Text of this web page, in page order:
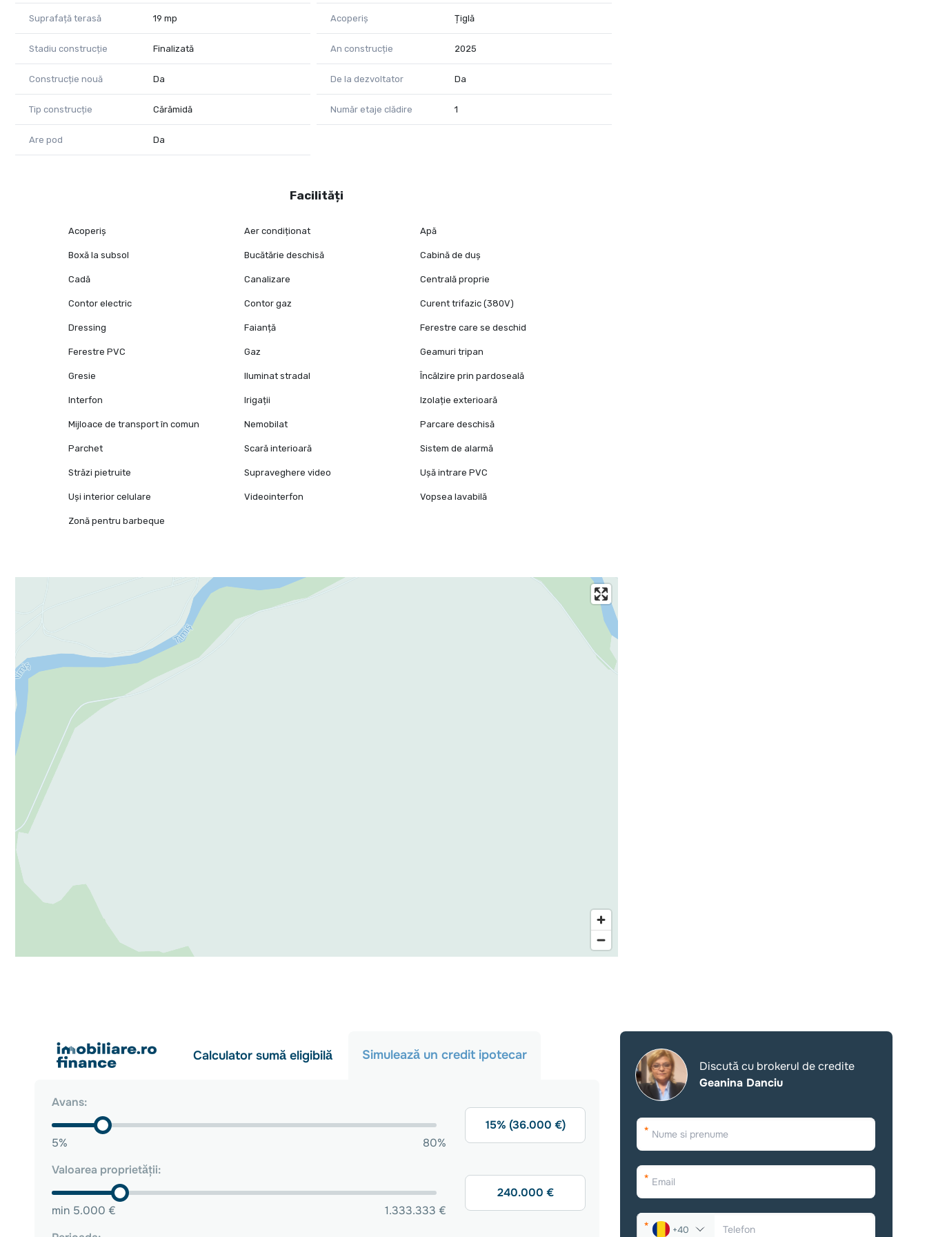
Pentru mai multe detalii sau programarea unei vizionări, nu ezitați să mă contactați!
Eugenia Oancea- Consultant imobiliar PropertyLab
E-mail: eugenia.oancea@propertylab.ro
CP2978746
Suprafață terasă 19 mp Acoperiș Țiglă
Stadiu construcție Finalizată An construcție 2025
Construcție nouă Da De la dezvoltator Da
Tip construcție Cărămidă Număr etaje clădire 1
Are pod Da
Facilități
Acoperiș Aer condiționat Apă
Boxă la subsol Bucătărie deschisă Cabină de duș
Cadă Canalizare Centrală proprie
Contor electric Contor gaz Curent trifazic (380V)
Dressing Faianță Ferestre care se deschid
Ferestre PVC Gaz Geamuri tripan
Gresie Iluminat stradal Încălzire prin pardoseală
Interfon Irigații Izolație exterioară
Mijloace de transport în comun Nemobilat Parcare deschisă
Parchet Scară interioară Sistem de alarmă
Străzi pietruite Supraveghere video Ușă intrare PVC
Uși interior celulare Videointerfon Vopsea lavabilă
Zonă pentru barbeque